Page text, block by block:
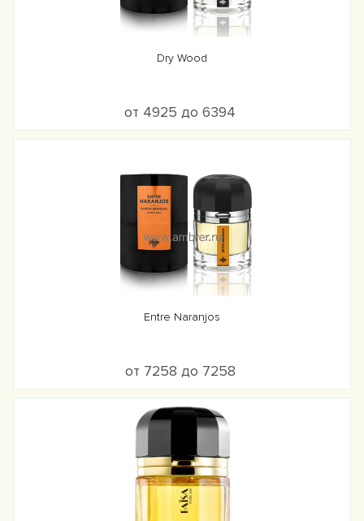
Dry Wood
от 4925 до 6394
Entre Naranjos
от 7258 до 7258